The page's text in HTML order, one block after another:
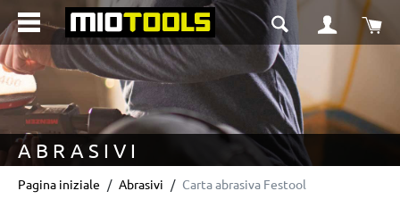
principale Il
ABRASIVI
Pagina iniziale Abrasivi Carta abrasiva Festool